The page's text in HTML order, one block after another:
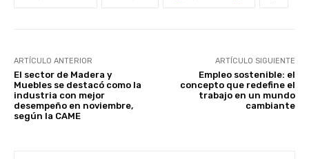
ARTÍCULO ANTERIOR
El sector de Madera y
Muebles se destacó como la
industria con mejor
desempeño en noviembre,
según la CAME
ARTÍCULO SIGUIENTE
Empleo sostenible: el
concepto que redefine el
trabajo en un mundo
cambiante